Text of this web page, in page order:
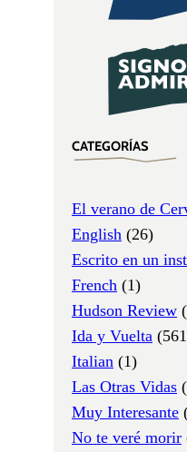
CATEGORÍAS
El verano de
English (26)
Escrito en un
French (1)
Hudson Review
Ida y Vuelta
Italian (1)
Las Otras Vidas
Muy Interesante
No te veré morir